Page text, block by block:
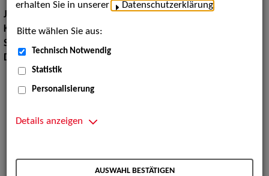
Jahrgang:
Körpergröße:165 cm
Sprachen:
Dialekte:
erhalten Sie in unserer
Datenschutzerklärung
Bitte wählen Sie aus:
Technisch Notwendig
Statistik
Personalisierung
Details anzeigen
AUSWAHL BESTÄTIGEN